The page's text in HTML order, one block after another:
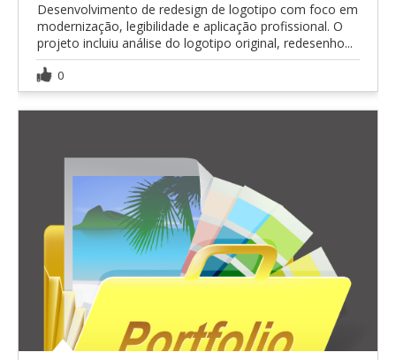
Desenvolvimento de redesign de logotipo com foco em
modernização, legibilidade e aplicação profissional. O
projeto incluiu análise do logotipo original, redesenho...
0